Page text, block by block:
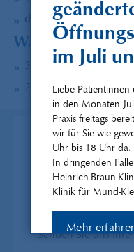
im Juli
Liebe Patientinnen
in den Monaten
Praxis freitags
wir für Sie wie
Uhr bis 18 Uhr da.
In dringenden
Heinrich-Braun-
Klinik für Mund-
Mehr
drei Terminwünschen
Was kostet‘s?
300 € pro
200 € für Mitglieder
Senden Sie uns